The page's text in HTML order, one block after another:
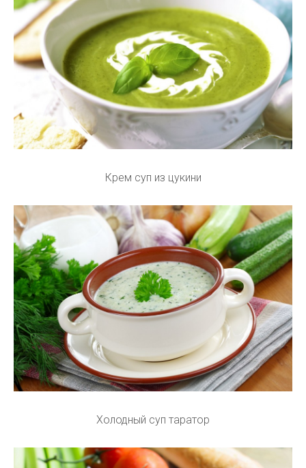
Крем суп из цукини
Холодный суп таратор